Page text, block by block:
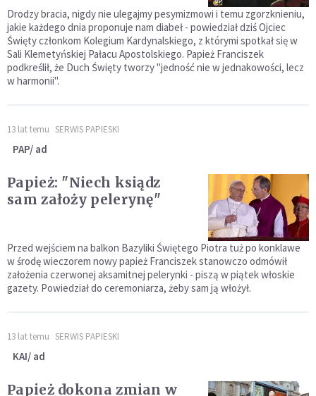
Drodzy bracia, nigdy nie ulegajmy pesymizmowi i temu zgorzknieniu,
jakie każdego dnia proponuje nam diabeł - powiedział dziś Ojciec
Święty członkom Kolegium Kardynalskiego, z którymi spotkał się w
Sali Klemetyńskiej Pałacu Apostolskiego. Papież Franciszek
podkreślił, że Duch Święty tworzy "jedność nie w jednakowości, lecz
w harmonii".
13 lat temu SERWIS PAPIESKI
PAP/ ad
Papież: "Niech ksiądz
sam założy pelerynę"
Przed wejściem na balkon Bazyliki Świętego Piotra tuż po konklawe
w środę wieczorem nowy papież Franciszek stanowczo odmówił
założenia czerwonej aksamitnej pelerynki - piszą w piątek włoskie
gazety. Powiedział do ceremoniarza, żeby sam ją włożył.
13 lat temu SERWIS PAPIESKI
KAI/ ad
Papież dokona zmian w